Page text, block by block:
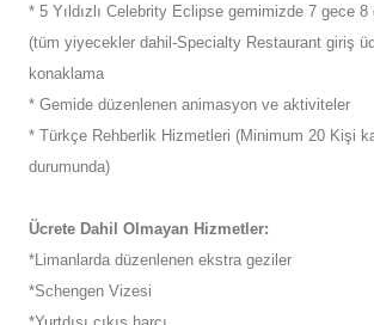
* 5 Yıldızlı Celebrity Eclipse gemimizde 7 gece
(tüm yiyecekler dahil-Specialty Restaurant giriş
konaklama
* Gemide düzenlenen animasyon ve aktiviteler
* Türkçe Rehberlik Hizmetleri (Minimum 20 Kişi
durumunda)
Ücrete Dahil Olmayan Hizmetler:
*Limanlarda düzenlenen ekstra geziler
*Schengen Vizesi